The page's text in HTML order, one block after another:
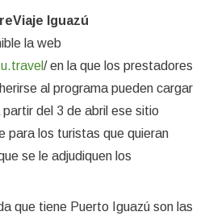
Iguazú
la web
/ en la que los prestadores
al programa pueden cargar
del 3 de abril ese sitio
para los turistas que quieran
se le adjudiquen los
que tiene Puerto Iguazú son las